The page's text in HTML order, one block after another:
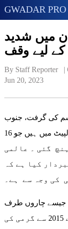
GWADAR PRO
میں شدید
کے لیے وقف
By Staff Reporter   |
Jun 20, 2023
کی گرفت، جنوب
مغربی پاکستان کے کچھ حصے ہیٹ ویو کی لپیٹ میں ہیں جو 16
پہنچ گئی ۔ عالمی
کیا ہے کہ
جیسے چاروں طرف
آگ جل رہی ہو۔ انہوں نے کہا کہ پاکستان نے 2015 سے گرمی کی